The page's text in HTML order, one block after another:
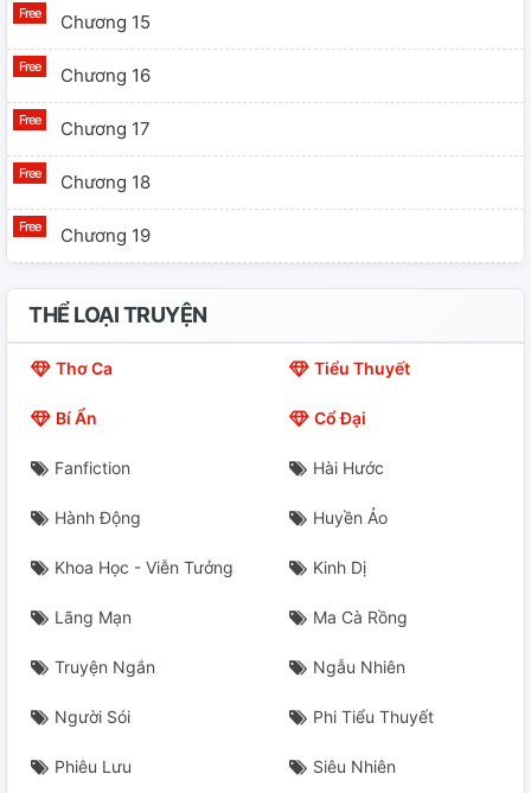
Chương 15
Chương 16
Chương 17
Chương 18
Chương 19
Chương 20
Chương 21
Chương 25
Chương 26
Chương 27
Chương 28
Chương 29
THỂ LOẠI TRUYỆN
Thơ Ca Tiểu Thuyết
Bí Ẩn Cổ Đại
Fanfiction Hài Hước
Hành Động Huyền Ảo
Khoa Học - Viễn Tưởng Kinh Dị
Lãng Mạn Ma Cà Rồng
Truyện Ngắn Ngẫu Nhiên
Người Sói Phi Tiểu Thuyết
Phiêu Lưu Siêu Nhiên